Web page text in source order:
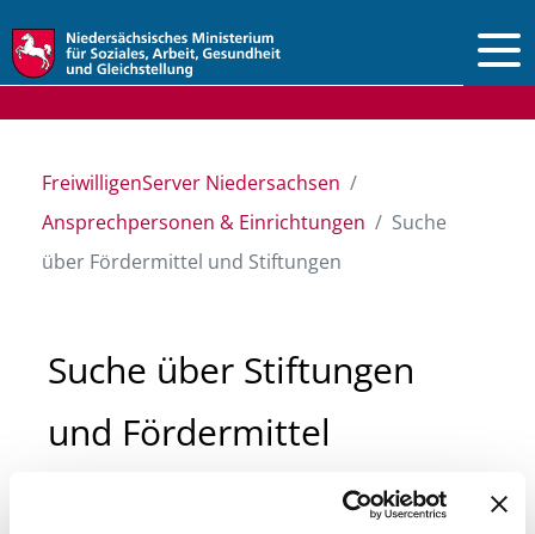
FreiwilligenServer Niedersachsen
Ansprechpersonen & Einrichtungen
Suche
über Fördermittel und Stiftungen
Suche über Stiftungen
und Fördermittel
Sie suchen finanzielle Unterstützung für ein